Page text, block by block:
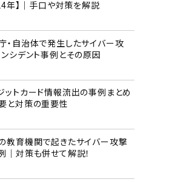
年】｜手口や対策を解説
・自治体で発生したサイバー攻
シデント事例とその原因
ットカード情報流出の事例まとめ
と対策の重要性
教育機関で起きたサイバー攻撃
｜対策も併せて解説！